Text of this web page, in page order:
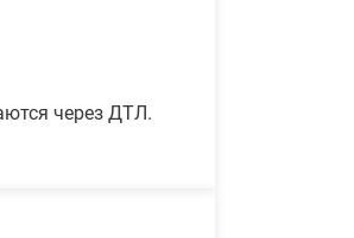
через ДТЛ.